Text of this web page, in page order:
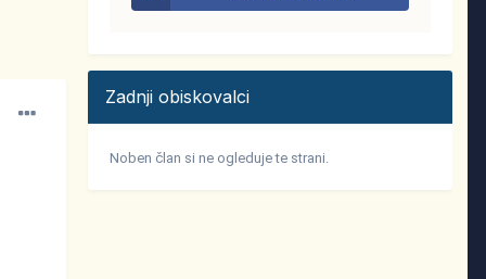
Zadnji obiskovalci
Noben član si ne ogleduje te strani.